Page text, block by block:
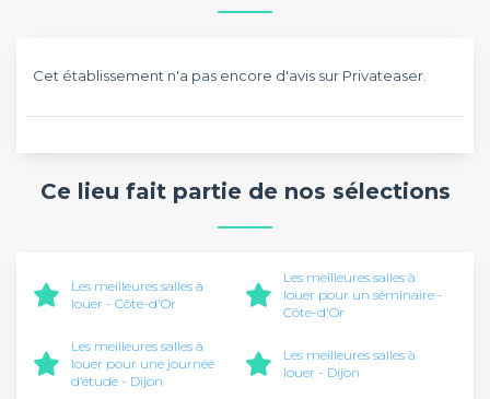
Cet établissement n'a pas encore d'avis sur Privateaser.
Ce lieu fait partie de nos sélections
Les meilleures salles à
louer - Côte-d'Or
Les meilleures salles à
louer pour un séminaire -
Côte-d'Or
Les meilleures salles à
louer pour une journée
d’étude - Dijon
Les meilleures salles à
louer - Dijon